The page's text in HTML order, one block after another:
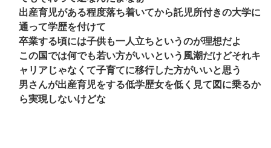
出産育児がある程度落ち着いてから託児所付きの大学に
通って学歴を付けて
卒業する頃には子供も一人立ちというのが理想だよ
この国では何でも若い方がいいという風潮だけどそれキ
ャリアじゃなくて子育てに移行した方がいいと思う
男さんが出産育児をする低学歴女を低く見て図に乗るか
ら実現しないけどな